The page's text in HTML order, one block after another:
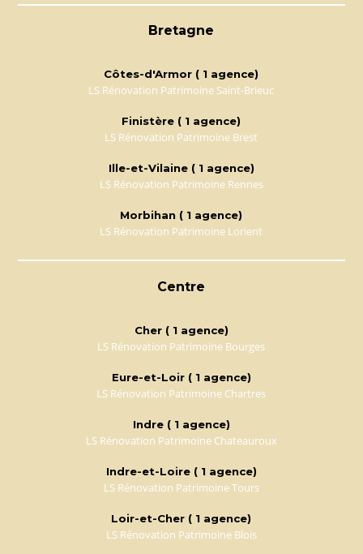
Bretagne
Côtes-d'Armor ( 1 agence)
LS Rénovation Patrimoine Saint-Brieuc
Finistère ( 1 agence)
LS Rénovation Patrimoine Brest
Ille-et-Vilaine ( 1 agence)
LS Rénovation Patrimoine Rennes
Morbihan ( 1 agence)
LS Rénovation Patrimoine Lorient
Centre
Cher ( 1 agence)
LS Rénovation Patrimoine Bourges
Eure-et-Loir ( 1 agence)
LS Rénovation Patrimoine Chartres
Indre ( 1 agence)
LS Rénovation Patrimoine Chateauroux
Indre-et-Loire ( 1 agence)
LS Rénovation Patrimoine Tours
Loir-et-Cher ( 1 agence)
LS Rénovation Patrimoine Blois